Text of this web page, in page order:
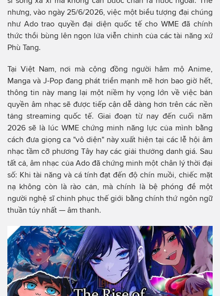
nhưng, vào ngày 25/6/2026, việc một biểu tượng đại chúng
như Ado trao quyền đại diện quốc tế cho WME đã chính
thức thổi bùng lên ngọn lửa viễn chinh của các tài năng xứ
Phù Tang.
Tại Việt Nam, nơi mà cộng đồng người hâm mộ Anime,
Manga và J-Pop đang phát triển mạnh mẽ hơn bao giờ hết,
thông tin này mang lại một niềm hy vọng lớn về việc bản
quyền âm nhạc sẽ được tiếp cận dễ dàng hơn trên các nền
tảng streaming quốc tế. Giai đoạn từ nay đến cuối năm
2026 sẽ là lúc WME chứng minh năng lực của mình bằng
cách đưa giọng ca "vô diện" này xuất hiện tại các lễ hội âm
nhạc tầm cỡ phương Tây hay các giải thưởng danh giá. Sau
tất cả, âm nhạc của Ado đã chứng minh một chân lý thời đại
số: Khi tài năng và cá tính đạt đến độ chín muồi, chiếc mặt
nạ không còn là rào cản, mà chính là bệ phóng để một
người nghệ sĩ chinh phục thế giới bằng chính thứ ngôn ngữ
thuần túy nhất — âm thanh.